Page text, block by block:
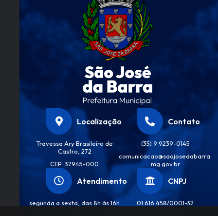
Localização
Travessa Ary Brasileiro de
Castro, 272
CEP: 37945-000
Contato
(35) 9 9239-0145
comunicacao@saojosedabarra.
mg.gov.br
Atendimento
segunda a sexta, das 8h às 16h
CNPJ
01.616.458/0001-32